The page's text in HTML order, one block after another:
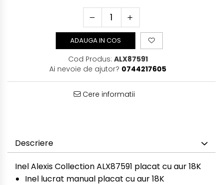
ADAUGA IN COS
Cod Produs: ALX87591
Ai nevoie de ajutor? 0744217605
Cere informatii
Descriere
Inel Alexis Collection ALX87591 placat cu aur 18K
Inel lucrat manual placat cu aur 18K